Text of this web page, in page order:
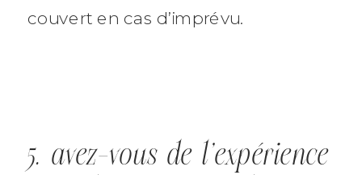
couvert en cas d’imprévu.
5. avez-vous de l’expérience